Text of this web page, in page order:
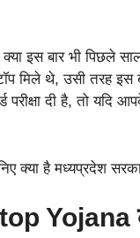
इस बार भी पिछले
मिले थे, उसी तरह इस
परीक्षा दी है,
Yojana